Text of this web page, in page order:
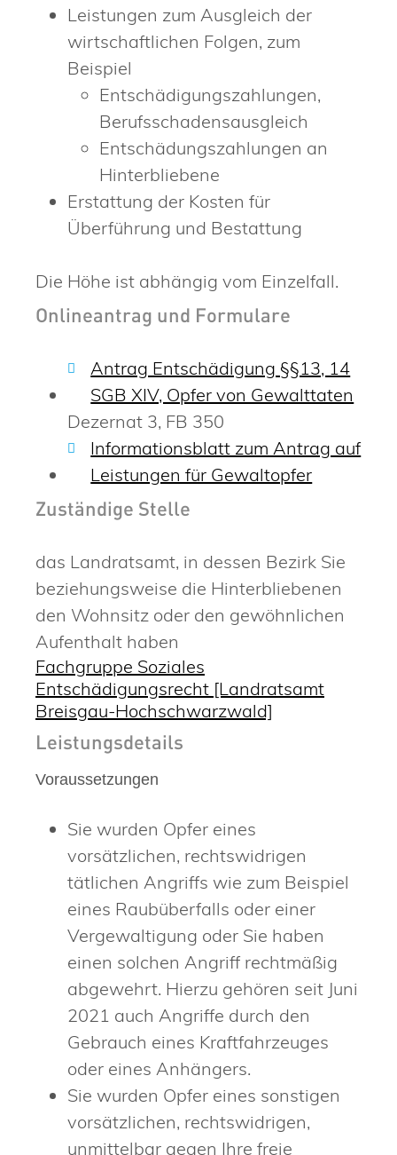
Leistungen zum Ausgleich der
wirtschaftlichen Folgen, zum
Beispiel
Entschädigungszahlungen,
Berufsschadensausgleich
Entschädungszahlungen an
Hinterbliebene
Erstattung der Kosten für
Überführung und Bestattung
Die Höhe ist abhängig vom Einzelfall.
Onlineantrag und Formulare
Antrag Entschädigung §§13, 14
SGB XIV, Opfer von Gewalttaten
Dezernat 3, FB 350
Informationsblatt zum Antrag auf
Leistungen für Gewaltopfer
Zuständige Stelle
das Landratsamt, in dessen Bezirk Sie
beziehungsweise die Hinterbliebenen
den Wohnsitz oder den gewöhnlichen
Aufenthalt haben
Fachgruppe Soziales
Entschädigungsrecht [Landratsamt
Breisgau-Hochschwarzwald]
Leistungsdetails
Voraussetzungen
Sie wurden Opfer eines
vorsätzlichen, rechtswidrigen
tätlichen Angriffs wie zum Beispiel
eines Raubüberfalls oder einer
Vergewaltigung oder Sie haben
einen solchen Angriff rechtmäßig
abgewehrt. Hierzu gehören seit Juni
2021 auch Angriffe durch den
Gebrauch eines Kraftfahrzeuges
oder eines Anhängers.
Sie wurden Opfer eines sonstigen
vorsätzlichen, rechtswidrigen,
unmittelbar gegen Ihre freie